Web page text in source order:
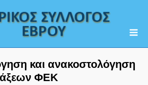
και ανακοστολόγηση
ΦΕΚ